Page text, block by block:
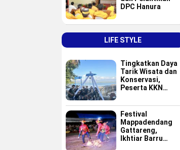
DPC Hanura
LIFE STYLE
Tingkatkan Daya
Tarik Wisata dan
Konservasi,
Peserta KKN
Persembahkan
Spot Foto
Instagramable di
Pulau Pannikiang
Festival
Mappadendang
Gattareng,
Ikhtiar Barru